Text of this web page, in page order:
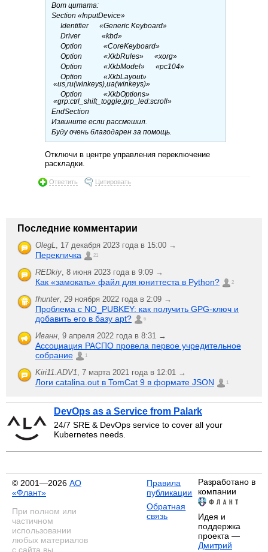
Вот цитата:
Section «InputDevice»
Identifier «Generic Keyboard»
Driver «kbd»
Option «CoreKeyboard»
Option «XkbRules» «xorg»
Option «XkbModel» «pc104»
Option «XkbLayout»
«us,ru(winkeys),ua(winkeys)»
Option «XkbOptions»
«grp:ctrl_shift_toggle;grp_led:scroll»
EndSection
Извините если рассмешил.
Буду очень благодарен за помощь.
Отключи в центре управления переключение
раскладки.
Ответить Цитировать
Последние комментарии
OlegL, 17 декабря 2023 года в 15:00 →
Перекличка 21
REDkiy, 8 июня 2023 года в 9:09 →
Как «замокать» файл для юниттеста в Python? 2
fhunter, 29 ноября 2022 года в 2:09 →
Проблема с NO_PUBKEY: как получить GPG-ключ и
добавить его в базу apt?
6
Иванн, 9 апреля 2022 года в 8:31 →
Ассоциация РАСПО провела первое учредительное
собрание
1
Kiri11.ADV1, 7 марта 2021 года в 12:01 →
Логи catalina.out в TomCat 9 в формате JSON 1
DevOps as a Service from Palark
24/7 SRE & DevOps service to cover all your
Kubernetes needs.
© 2001—2026 АО
«Флант»
При полном или
частичном
использовании
любых материалов
с сайта вы
Правила
публикации
Обратная
связь
Разработано в
компании
Идея и
поддержка
проекта —
Дмитрий